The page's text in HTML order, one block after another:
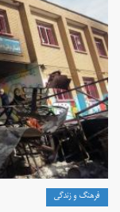
فرهنگ و زندگی